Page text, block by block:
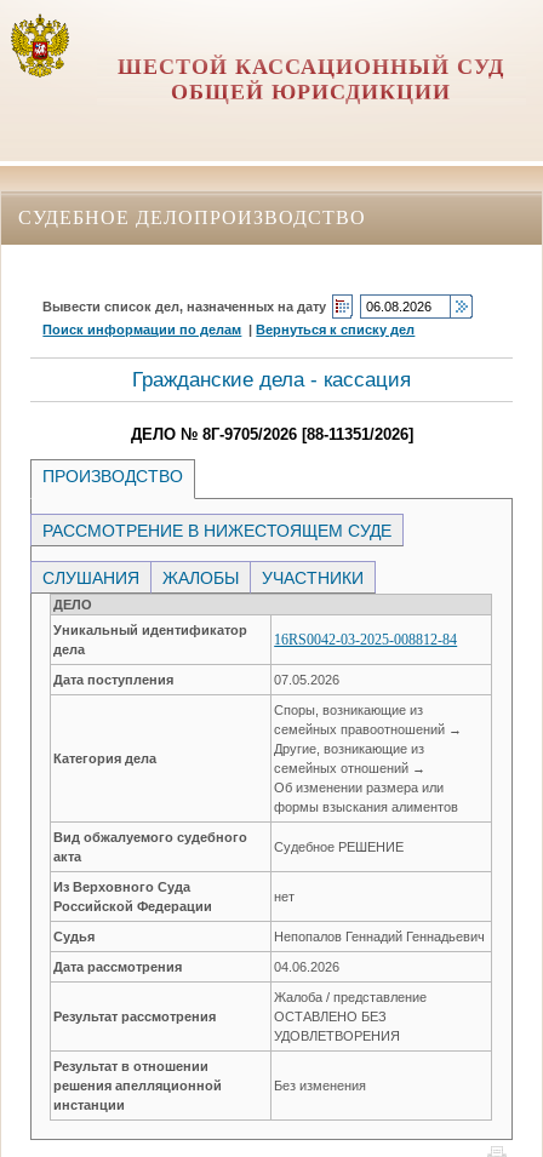
ШЕСТОЙ КАССАЦИОННЫЙ СУД
ОБЩЕЙ ЮРИСДИКЦИИ
СУДЕБНОЕ ДЕЛОПРОИЗВОДСТВО
Вывести список дел, назначенных на дату
Поиск информации по делам |Вернуться к списку дел
Гражданские дела - кассация
ДЕЛО № 8Г-9705/2026 [88-11351/2026]
ПРОИЗВОДСТВО
РАССМОТРЕНИЕ В НИЖЕСТОЯЩЕМ СУДЕ
СЛУШАНИЯ ЖАЛОБЫ УЧАСТНИКИ
ДЕЛО
Уникальный идентификатор
дела
16RS0042-03-2025-008812-84
Дата поступления 07.05.2026
Категория дела
Споры, возникающие из
семейных правоотношений →
Другие, возникающие из
семейных отношений →
Об изменении размера или
формы взыскания алиментов
Вид обжалуемого судебного
акта
Судебное РЕШЕНИЕ
Из Верховного Суда
Российской Федерации
нет
Судья Непопалов Геннадий Геннадьевич
Дата рассмотрения 04.06.2026
Результат рассмотрения
Жалоба / представление
ОСТАВЛЕНО БЕЗ
УДОВЛЕТВОРЕНИЯ
Результат в отношении
решения апелляционной
инстанции
Без изменения